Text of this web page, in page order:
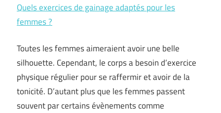
Quels exercices de gainage adaptés pour les
femmes ?
Toutes les femmes aimeraient avoir une belle
silhouette. Cependant, le corps a besoin d’exercice
physique régulier pour se raffermir et avoir de la
tonicité. D’autant plus que les femmes passent
souvent par certains évènements comme